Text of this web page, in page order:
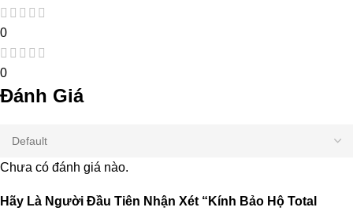
0
0
Đánh Giá
Chưa có đánh giá nào.
Hãy Là Người Đầu Tiên Nhận Xét “Kính Bảo Hộ Total